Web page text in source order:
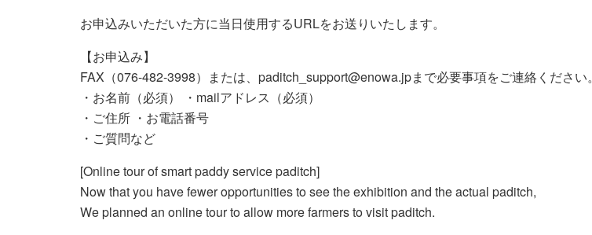
お申込みいただいた方に当日使用するURLをお送りいたします。
【お申込み】
FAX（076-482-3998）または、paditch_support@enowa.jpまで必要事項をご連絡ください。
・お名前（必須） ・mailアドレス（必須）
・ご住所 ・お電話番号
・ご質問など
[Online tour of smart paddy service paditch]
Now that you have fewer opportunities to see the exhibition and the actual paditch,
We planned an online tour to allow more farmers to visit paditch.